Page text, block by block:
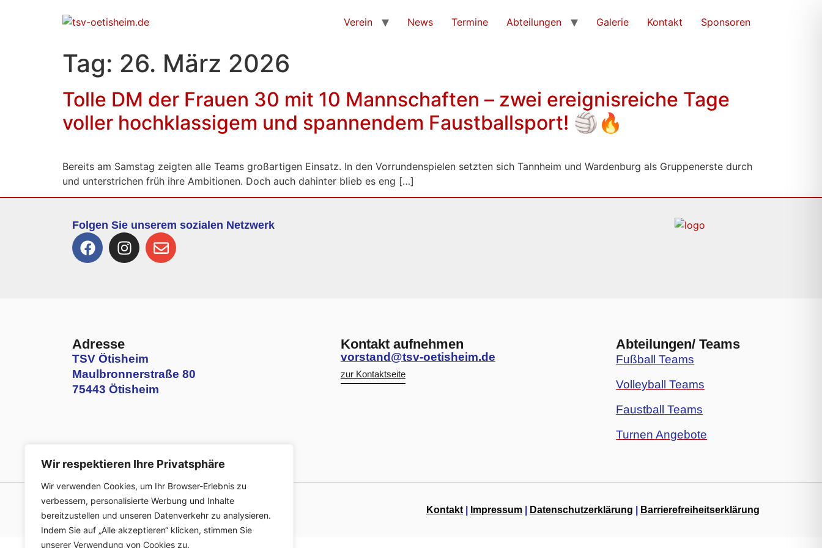
Wir respektieren Ihre Privatsphäre
Wir verwenden Cookies, um Ihr Browser-Erlebnis zu
verbessern, personalisierte Werbung und Inhalte
bereitzustellen und unseren Datenverkehr zu analysieren.
Indem Sie auf „Alle akzeptieren“ klicken, stimmen Sie
unserer Verwendung von Cookies zu.
Verein News Termine Abteilungen Galerie Kontakt Sponsoren
Tag: 26. März 2026
Tolle DM der Frauen 30 mit 10 Mannschaften – zwei ereignisreiche Tage
voller hochklassigem und spannendem Faustballsport! 🏐🔥
Bereits am Samstag zeigten alle Teams großartigen Einsatz. In den Vorrundenspielen setzten sich Tannheim und Wardenburg als Gruppenerste durch
und unterstrichen früh ihre Ambitionen. Doch auch dahinter blieb es eng […]
Folgen Sie unserem sozialen Netzwerk
Adresse
TSV Ötisheim
Maulbronnerstraße 80
75443 Ötisheim
Kontakt aufnehmen
vorstand@tsv-oetisheim.de
zur Kontaktseite
Abteilungen/ Teams
Fußball Teams
Volleyball Teams
Faustball Teams
Turnen Angebote
© Urheberrecht. Alle Rechte vorbehalten. Kontakt Impressum Datenschutzerklärung Barrierefreiheitserklärung